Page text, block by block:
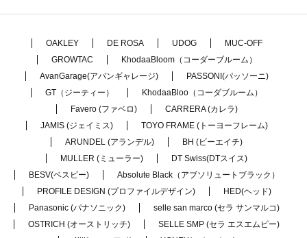
OAKLEY DE ROSA UDOG
MUC-OFF
GROWTAC
KhodaaBloom（コーダーブルーム）
AvanGarage(アバンギャレージ)
PASSONI(パッソーニ)
GT（ジーティー）
KhodaaBloo（コーダブルーム）
Favero (ファベロ)
CARRERA (カレラ)
JAMIS (ジェイミス)
TOYO FRAME (トーヨーフレーム)
ARUNDEL (アランデル)
BH (ビーエイチ)
MULLER (ミューラー)
DT Swiss(DTスイス)
BESV(ベスビー)
Absolute Black（アブソリュートブラック）
PROFILE DESIGN (プロファイルデザイン)
HED(ヘッド)
Panasonic (パナソニック)
selle san marco (セラ サンマルコ)
OSTRICH (オーストリッチ)
SELLE SMP (セラ エスエムピー)